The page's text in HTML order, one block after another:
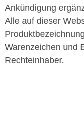
Ankündigung
Alle auf dieser
Warenzeichen und
Rechteinhaber.